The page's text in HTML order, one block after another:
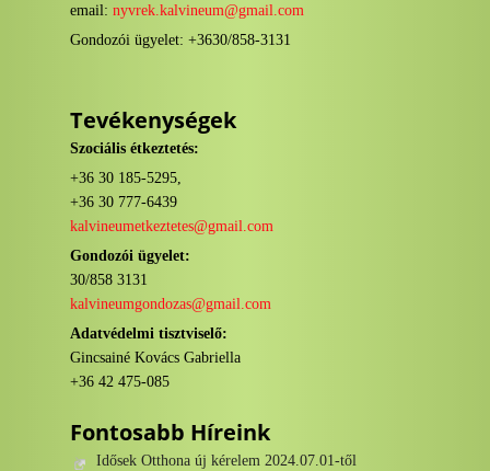
email: nyvrek.kalvineum@gmail.com
Gondozói ügyelet: +3630/858-3131
Tevékenységek
Szociális étkeztetés:
+36 30 185-5295,
+36 30 777-6439
kalvineumetkeztetes@gmail.com
Gondozói ügyelet:
30/858 3131
kalvineumgondozas@gmail.com
Adatvédelmi tisztviselő:
Gincsainé Kovács Gabriella
+36 42 475-085
Fontosabb Híreink
Idősek Otthona új kérelem 2024.07.01-től